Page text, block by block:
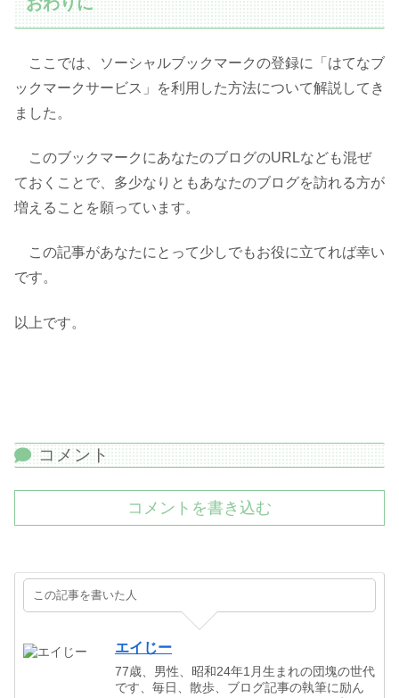
ここでは、ソーシャルブックマークの登録に「はてなブ
ックマークサービス」を利用した方法について解説してき
ました。
このブックマークにあなたのブログのURLなども混ぜ
ておくことで、多少なりともあなたのブログを訪れる方が
増えることを願っています。
この記事があなたにとって少しでもお役に立てれば幸い
です。
以上です。
コメント
コメントを書き込む
この記事を書いた人
エイじー
77歳、男性、昭和24年1月生まれの団塊の世代
です、毎日、散歩、ブログ記事の執筆に励ん